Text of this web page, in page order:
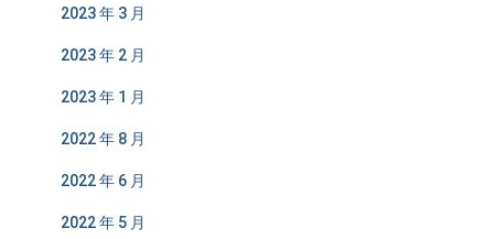
2023 年 3 月
2023 年 2 月
2023 年 1 月
2022 年 8 月
2022 年 6 月
2022 年 5 月